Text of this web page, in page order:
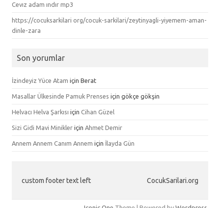
Cevız adam ındır mp3
https://cocuksarkilari org/cocuk-sarkilari/zeytinyagli-yiyemem-aman-
dinle-zara
Son yorumlar
İzindeyiz Yüce Atam için Berat
Masallar Ülkesinde Pamuk Prenses için gökçe gökşin
Helvacı Helva Şarkısı için Cihan Güzel
Sizi Gidi Mavi Minikler için Ahmet Demir
Annem Annem Canım Annem için İlayda Gün
custom footer text left CocukSarilari.org